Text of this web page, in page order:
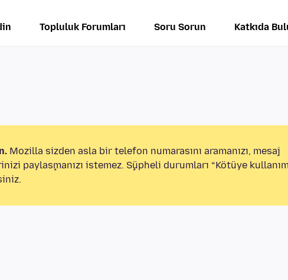
Topluluk Forumları Soru Sorun Katkıda
Mozilla sizden asla bir telefon numarasını aramanızı, mesaj
paylaşmanızı istemez. Şüpheli durumları “Kötüye